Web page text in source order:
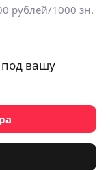
рублей/1000 зн.
под вашу